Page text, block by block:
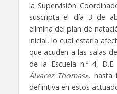
la Supervisión
suscripta el día 3 de
elimina del plan de
inicial, lo cual estaría
que acuden a las salas
de la Escuela n.º 4,
Álvarez Thomas», hasta
definitiva en estos